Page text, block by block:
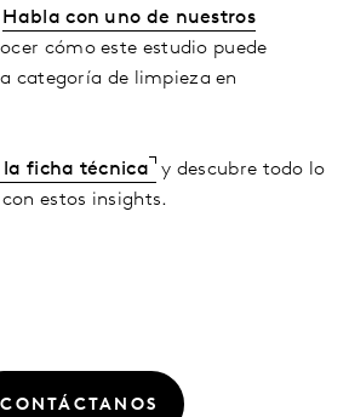
Habla con uno de nuestros
cómo este estudio puede
categoría de limpieza en
la ficha técnica y descubre todo lo
estos insights.
CONTÁCTANOS